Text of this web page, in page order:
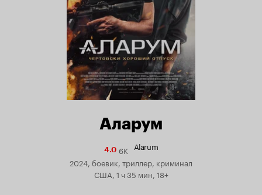
Аларум
4.0Рейтинг
4.0
6K Alarum
2024, боевик, триллер, криминал
США, 1 ч 35 мин, 18+